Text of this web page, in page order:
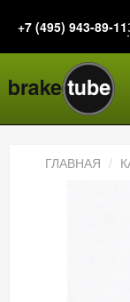
+7 (495) 943-89-11
ГЛАВНАЯ